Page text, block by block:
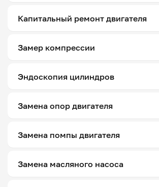
Капитальный ремонт двигателя
Замер компрессии
Эндоскопия цилиндров
Замена опор двигателя
Замена помпы двигателя
Замена масляного насоса